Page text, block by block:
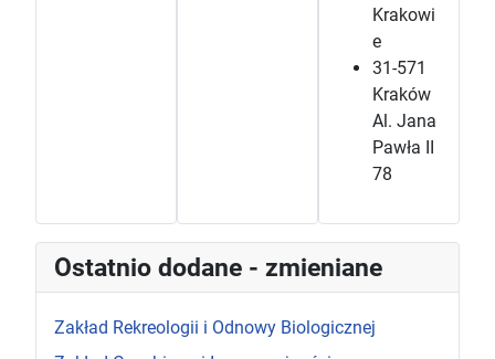
Krakowi
e
31-571
Kraków
Al. Jana
Pawła II
78
Ostatnio dodane - zmieniane
Zakład Rekreologii i Odnowy Biologicznej